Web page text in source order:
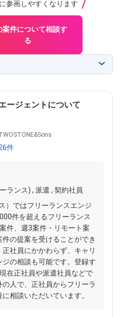
参画しやすくなります
案件について相談す
る
ージェントについて
件
ランス) , 派遣 , 契約社員
）ではフリーランスエンジ
件を超えるフリーランス
件、週3案件・リモート案
の提案を受けることができ
社員にかかわらず、キャリ
の相談も可能です。登録す
在正社員や派遣社員などで
人で、正社員からフリーラ
相談いただいています。